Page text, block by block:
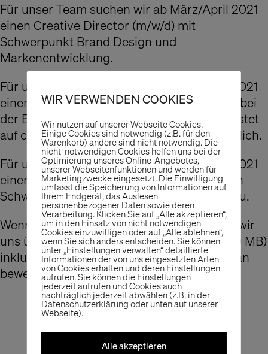
Für unser Team suchen wir ab März/April 2021
einen Creative Director (m/w/d) mit
Schwerpunkt Brand Design und
Markenentwicklung.
Für unser Team suchen wir ab März/April 2021
einen Art Director (m/w/d) für die Mitarbeit bei
der Entwicklung einer Lifestylemarke. Befristet
auf ca. 1 Jahr oder auch als Freelancer möglich.
Für unser Team suchen wir ab März/April 2021
einen Senior Innenarchitekt (m/w/d) mit den
Schwerpunkten Retail, Ladenbau, Messebau.
Wenn du dich angesprochen fühlst, freuen wir
uns über deine digitale Bewerbung (max. 10 MB)
inklusive Portfolio und Gehaltsvorstellung an
bewerbung@the-store-designers.com
WIR VERWENDEN COOKIES
Wir nutzen auf unserer Webseite Cookies.
Einige Cookies sind notwendig (z.B. für den
Warenkorb) andere sind nicht notwendig. Die
nicht-notwendigen Cookies helfen uns bei der
Optimierung unseres Online-Angebotes,
unserer Webseitenfunktionen und werden für
Marketingzwecke eingesetzt. Die Einwilligung
umfasst die Speicherung von Informationen auf
Ihrem Endgerät, das Auslesen
personenbezogener Daten sowie deren
Verarbeitung. Klicken Sie auf „Alle akzeptieren“,
um in den Einsatz von nicht notwendigen
Cookies einzuwilligen oder auf „Alle ablehnen“,
wenn Sie sich anders entscheiden. Sie können
unter „Einstellungen verwalten“ detaillierte
Informationen der von uns eingesetzten Arten
von Cookies erhalten und deren Einstellungen
aufrufen. Sie können die Einstellungen
jederzeit aufrufen und Cookies auch
nachträglich jederzeit abwählen (z.B. in der
Datenschutzerklärung oder unten auf unserer
Webseite).
Alle akzeptieren